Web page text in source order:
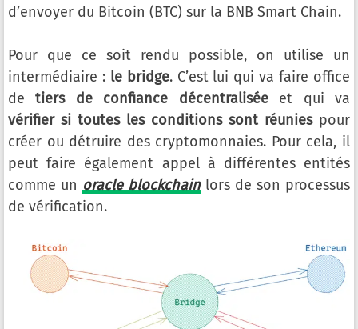
d’envoyer du Bitcoin (BTC) sur la BNB Smart Chain.
Pour que ce soit rendu possible, on utilise un
intermédiaire : le bridge. C’est lui qui va faire office
detiers de confiance décentraliséeet qui va
vérifier si toutes les conditions sont réuniespour
créer ou détruire des cryptomonnaies. Pour cela, il
peut faire également appel à différentes entités
comme un oracle blockchainlors de son processus
de vérification.